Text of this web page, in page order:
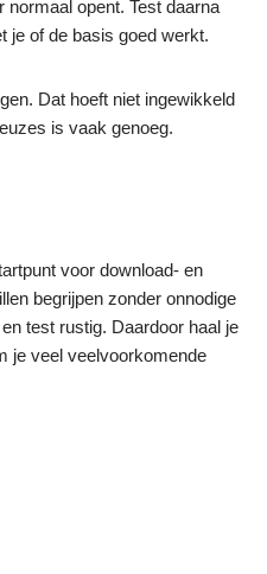
normaal opent. Test daarna
je of de basis goed werkt.
Dat hoeft niet ingewikkeld
is vaak genoeg.
voor download- en
begrijpen zonder onnodige
test rustig. Daardoor haal je
je veel veelvoorkomende